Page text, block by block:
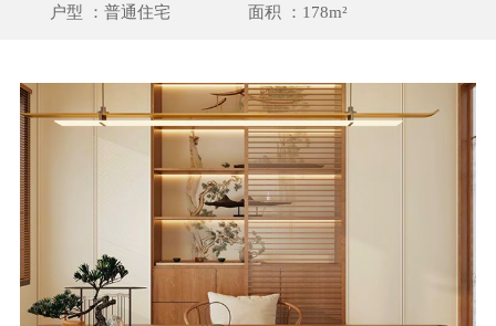
户型 ：普通住宅
面积 ：178m²